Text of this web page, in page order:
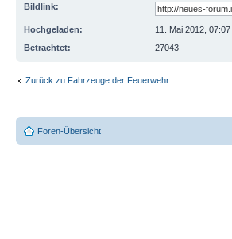
Bildlink:
Hochgeladen:
11. Mai 2012, 07:07
Betrachtet:
27043
Zurück zu Fahrzeuge der Feuerwehr
Foren-Übersicht